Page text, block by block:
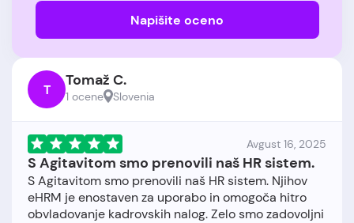
Napišite oceno
T Tomaž C.
1 ocene Slovenia
Avgust 16, 2025
S Agitavitom smo prenovili naš HR sistem.
S Agitavitom smo prenovili naš HR sistem. Njihov
eHRM je enostaven za uporabo in omogoča hitro
obvladovanje kadrovskih nalog. Zelo smo zadovoljni